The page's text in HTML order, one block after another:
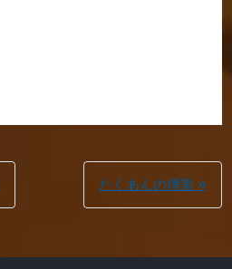
たくあんの燻製 »